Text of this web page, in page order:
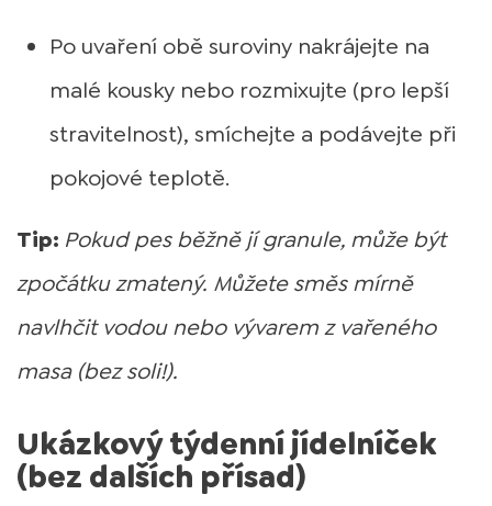
Po uvaření obě suroviny nakrájejte na
malé kousky nebo rozmixujte (pro lepší
stravitelnost), smíchejte a podávejte při
pokojové teplotě.
Tip: Pokud pes běžně jí granule, může být
zpočátku zmatený. Můžete směs mírně
navlhčit vodou nebo vývarem z vařeného
masa (bez soli!).
Ukázkový týdenní jídelníček
(bez dalších přísad)